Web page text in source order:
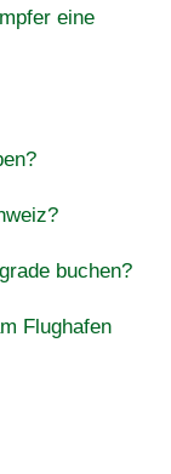
eine
buchen?
Flughafen